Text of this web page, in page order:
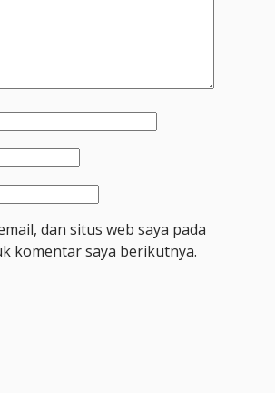
dan situs web saya pada
komentar saya berikutnya.